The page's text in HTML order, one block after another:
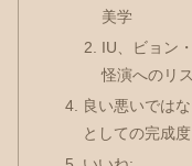
美学
IU、ビョン
怪演へのリ
良い悪いでは
としての完成度